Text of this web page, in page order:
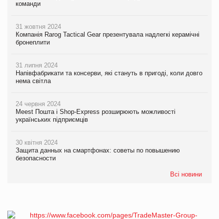
команди
31 жовтня 2024
Компанія Rarog Tactical Gear презентувала надлегкі керамічні
бронеплити
31 липня 2024
Напівфабрикати та консерви, які стануть в пригоді, коли довго
нема світла
24 червня 2024
Meest Пошта і Shop-Express розширюють можливості
українських підприємців
30 квітня 2024
Защита данных на смартфонах: советы по повышению
безопасности
Всі новини